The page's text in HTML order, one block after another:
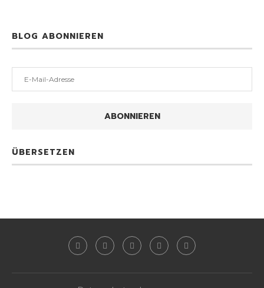
BLOG ABONNIEREN
Mail-
ABONNIEREN
ÜBERSETZEN